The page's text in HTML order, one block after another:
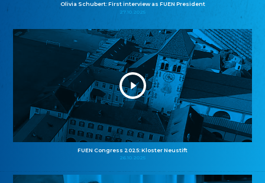
Olivia Schubert: First interview as FUEN President
27.10.2025
FUEN Congress 2025: Kloster Neustift
26.10.2025